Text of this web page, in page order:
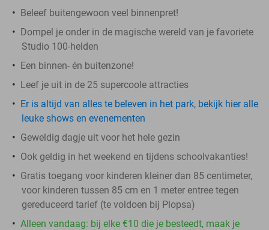
Beleef buitengewoon veel binnenpret!
Dompel je onder in de magische wereld van je favoriete
Studio 100-helden
Een binnen- én buitenzone!
Leef je uit in de 25 supercoole attracties
Er is altijd van alles te beleven in het park, bekijk hier alle
leuke shows en evenementen
Geweldig dagje uit voor het hele gezin
Ook geldig in het weekend en tijdens schoolvakanties!
Gratis toegang voor kinderen kleiner dan 85 centimeter,
voor kinderen tussen 85 cm en 1 meter entree tegen
gereduceerd tarief (te voldoen bij Plopsa)
Alleen vandaag: bij elke €10 die je besteedt, maak je